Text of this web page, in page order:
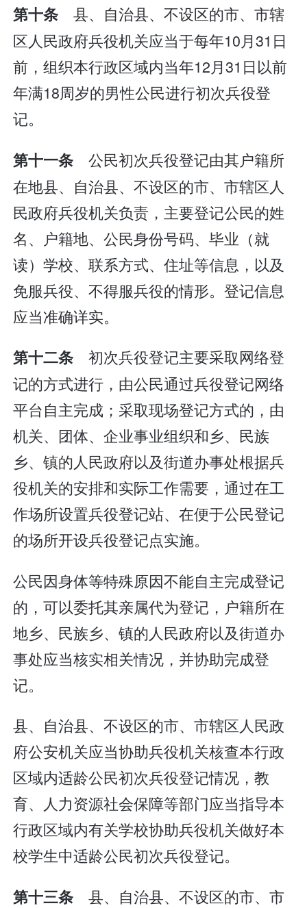
第十条县、自治县、不设区的市、市辖
区人民政府兵役机关应当于每年10月31日
前，组织本行政区域内当年12月31日以前
年满18周岁的男性公民进行初次兵役登
记。
第十一条公民初次兵役登记由其户籍所
在地县、自治县、不设区的市、市辖区人
民政府兵役机关负责，主要登记公民的姓
名、户籍地、公民身份号码、毕业（就
读）学校、联系方式、住址等信息，以及
免服兵役、不得服兵役的情形。登记信息
应当准确详实。
第十二条初次兵役登记主要采取网络登
记的方式进行，由公民通过兵役登记网络
平台自主完成；采取现场登记方式的，由
机关、团体、企业事业组织和乡、民族
乡、镇的人民政府以及街道办事处根据兵
役机关的安排和实际工作需要，通过在工
作场所设置兵役登记站、在便于公民登记
的场所开设兵役登记点实施。
公民因身体等特殊原因不能自主完成登记
的，可以委托其亲属代为登记，户籍所在
地乡、民族乡、镇的人民政府以及街道办
事处应当核实相关情况，并协助完成登
记。
县、自治县、不设区的市、市辖区人民政
府公安机关应当协助兵役机关核查本行政
区域内适龄公民初次兵役登记情况，教
育、人力资源社会保障等部门应当指导本
行政区域内有关学校协助兵役机关做好本
校学生中适龄公民初次兵役登记。
第十三条县、自治县、不设区的市、市